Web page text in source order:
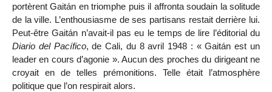
portèrent Gaitán en triomphe puis il affronta soudain la solitude
de la ville. L’enthousiasme de ses partisans restait derrière lui.
Peut-être Gaitán n’avait-il pas eu le temps de lire l’éditorial du
Diario del Pacífico, de Cali, du 8 avril 1948 : « Gaitán est un
leader en cours d’agonie ». Aucun des proches du dirigeant ne
croyait en de telles prémonitions. Telle était l’atmosphère
politique que l’on respirait alors.